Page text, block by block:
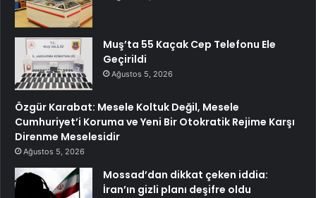
Muş’ta 55 Kaçak Cep Telefonu Ele
Geçirildi
Ağustos 5, 2026
Özgür Karabat: Mesele Koltuk Değil, Mesele
Cumhuriyet’i Koruma ve Yeni Bir Otokratik Rejime Karşı
Direnme Meselesidir
Ağustos 5, 2026
Mossad’dan dikkat çeken iddia:
İran’ın gizli planı deşifre oldu